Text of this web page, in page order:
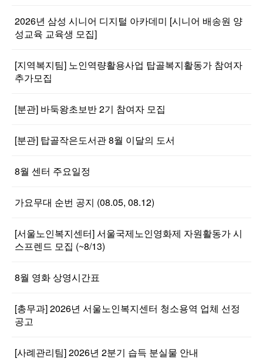
2026년 삼성 시니어 디지털 아카데미 [시니어 배송원 양
성교육 교육생 모집]
[지역복지팀] 노인역량활용사업 탑골복지활동가 참여자
추가모집
[분관] 바둑왕초보반 2기 참여자 모집
[분관] 탑골작은도서관 8월 이달의 도서
8월 센터 주요일정
가요무대 순번 공지 (08.05, 08.12)
[서울노인복지센터] 서울국제노인영화제 자원활동가 시
스프렌드 모집 (~8/13)
8월 영화 상영시간표
[총무과] 2026년 서울노인복지센터 청소용역 업체 선정
공고
[사례관리팀] 2026년 2분기 습득 분실물 안내